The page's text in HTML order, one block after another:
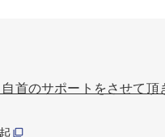
首のサポートをさせて頂